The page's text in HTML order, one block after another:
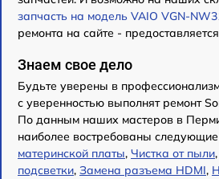
запчасть на модель VAIO VGN-
ремонта на сайте -
Знаем свое дело
Будьте уверены в
с уверенностью выполнят ремонт
По данным наших мастеров в
наиболее востребованы следующие
материнской платы, Чистка от пыли,
подсветки, Замена разъема HDMI,